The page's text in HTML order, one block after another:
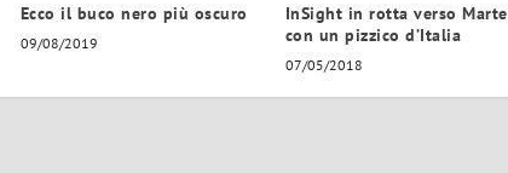
Ecco il buco nero più oscuro
09/08/2019
InSight in rotta verso Marte
con un pizzico d’Italia
07/05/2018